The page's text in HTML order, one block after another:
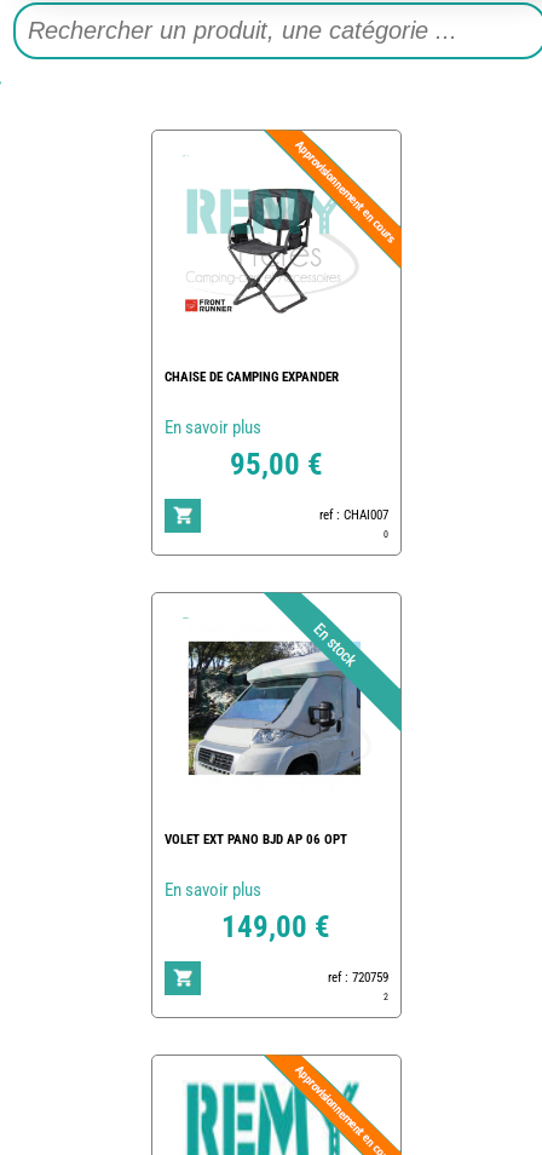
CHAISE DE CAMPING EXPANDER
En savoir plus
95,00 €
ref : CHAI007
0
VOLET EXT PANO BJD AP 06 OPT
En savoir plus
149,00 €
ref : 720759
2